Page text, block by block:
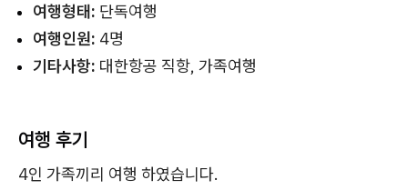
여행형태: 단독여행
여행인원: 4명
기타사항: 대한항공 직항, 가족여행
여행 후기
4인 가족끼리 여행 하였습니다.